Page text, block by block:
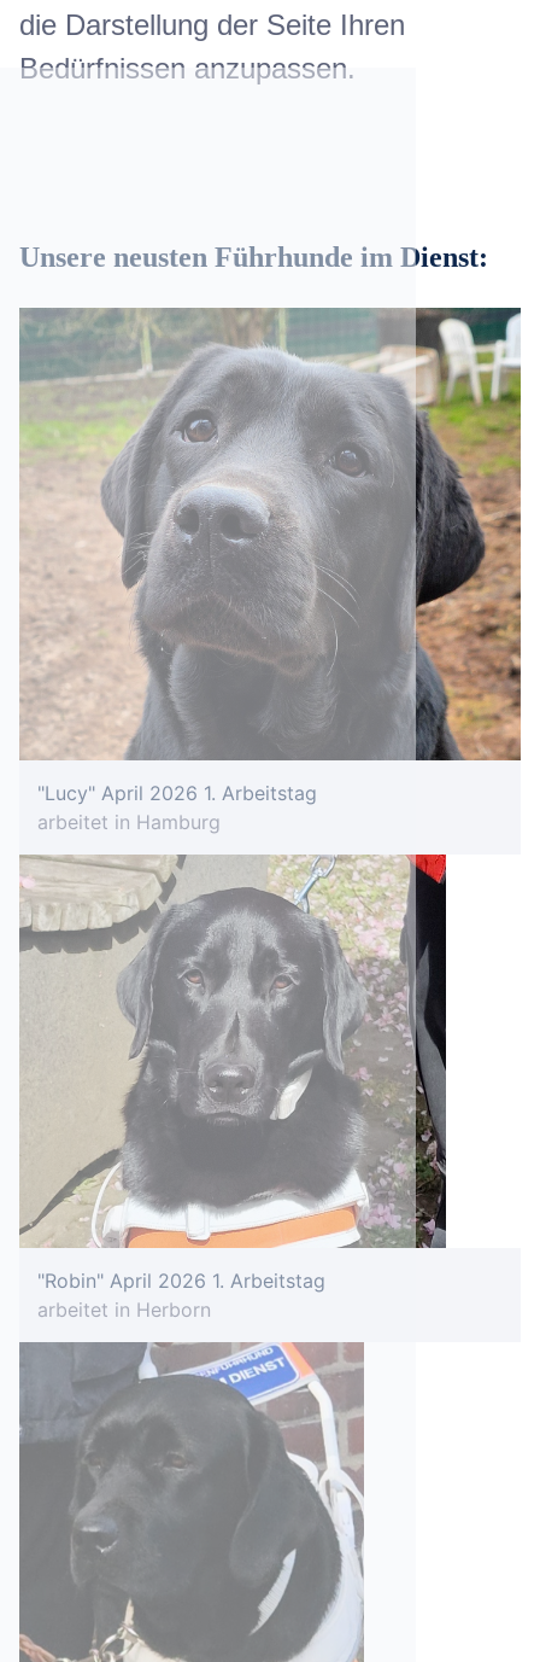
die Darstellung der Seite Ihren
Bedürfnissen anzupassen.
Unsere neusten Führhunde im Dienst:
"Lucy" April 2026 1. Arbeitstag
arbeitet in Hamburg
"Robin" April 2026 1. Arbeitstag
arbeitet in Herborn